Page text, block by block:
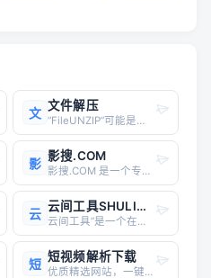
文 文件解压
“FileUNZIP”可能是指文件解压缩的操作或工具。以下是一些关于文件解压缩的常见信息：解压缩是什么？• 定义：解压缩是将通过压缩算法处理过的文件还原为原始格式的过程。压缩文件通常会减小文件体积，便于存储和传输，而解压缩则是恢复文件的可读性和可用性。• 常见格式：常见的压缩文件格式包括
影 影搜.COM
影搜.COM 是一个专注于影视资源搜索的平台，致力于为用户提供便捷、高效的影视搜索体验。以下是其主要功能和特点：功能特点 海量数据：聚合全网影视资源，涵盖电影、电视剧、动漫、综艺等热门内容，更新迅速。 智能搜索：通过关键词快速定位影片，支持多种语言，满足不同用户需求。
云 云间工具SHULIJP.COM
云间工具”是一个在线工具网站，其主要功能涵盖多种在线工具类别，包括图像处理、文本处理、开发工具、测试工具以及视频解析等。该网站的网址为“https://shulijp.com ”，并被描述为一个全面的在线工具站，提供多种实用的小工具。
短 短视频解析下载
优质精选网站，一键直达